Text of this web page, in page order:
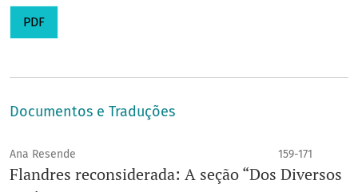
PDF
Documentos e Traduções
Ana Resende 159-171
Flandres reconsiderada: A seção “Dos Diversos